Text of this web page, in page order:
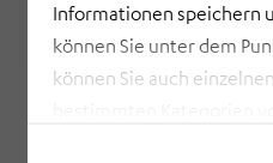
Informationen speichern
können Sie unter dem
können Sie auch